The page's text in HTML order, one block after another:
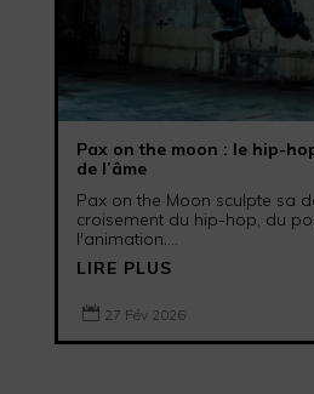
Pax on the moon : le hip-
de l’âme
Pax on the Moon sculpte sa
croisement du hip-hop, du
l'animation....
LIRE PLUS
 27 Fév 2026